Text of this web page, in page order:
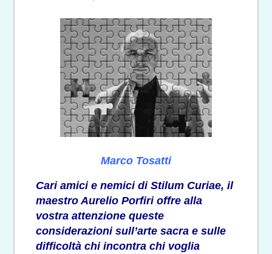
Marco Tosatti
Cari amici e nemici di Stilum Curiae, il
maestro Aurelio Porfiri offre alla
vostra attenzione queste
considerazioni sull’arte sacra e sulle
difficoltà chi incontra chi voglia